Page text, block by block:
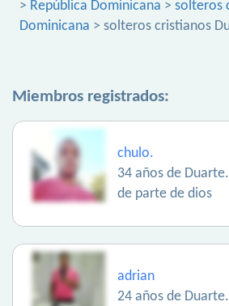
> República Dominicana > solteros
Dominicana > solteros cristianos
Miembros registrados:
chulo.
34 años de Duarte.
de parte de dios
adrian
24 años de Duarte.